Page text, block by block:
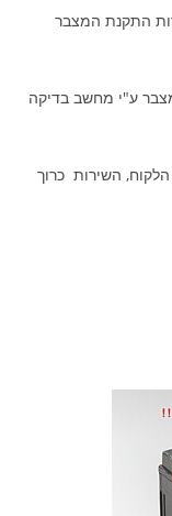
התקנת המצבר
ע"י מחשב בדיקה
השירות כרוך